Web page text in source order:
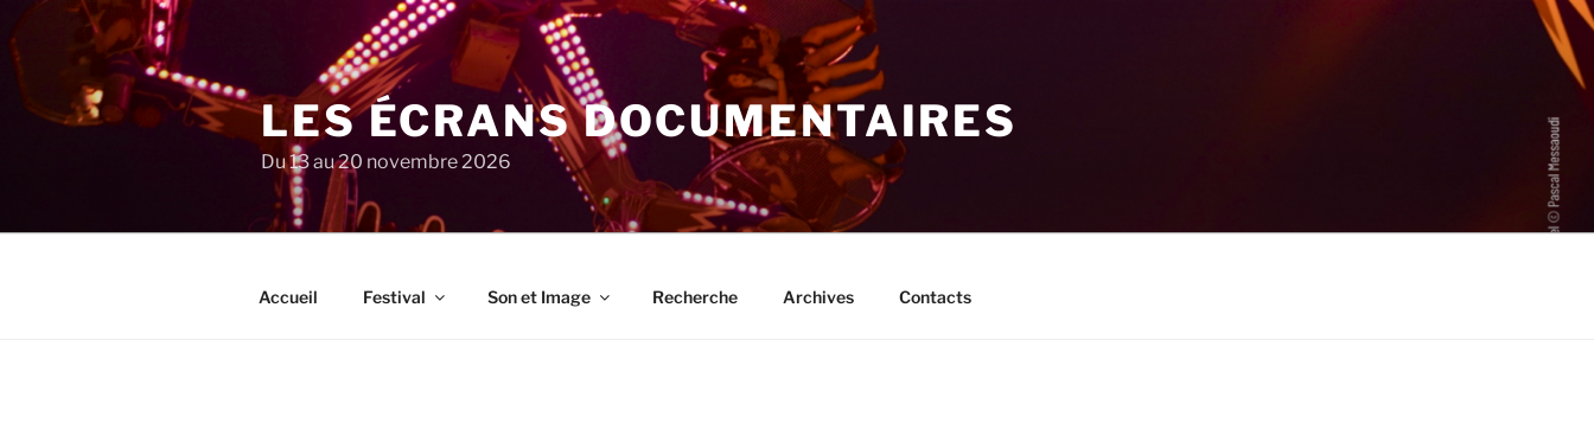
au
contenu
principal
LES ÉCRANS DOCUMENTAIRES
Du 13 au 20 novembre 2026
Accueil Festival Son et Image Recherche Archives Contacts